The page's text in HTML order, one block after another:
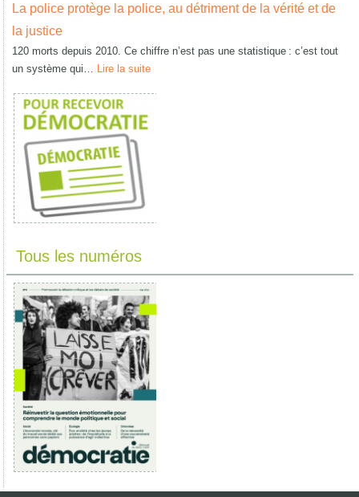
La police protège la police, au détriment de la vérité et de
la justice
120 morts depuis 2010. Ce chiffre n’est pas une statistique : c’est tout
un système qui… Lire la suite
Tous les numéros